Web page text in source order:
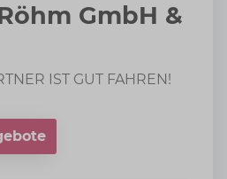
GmbH &
IST GUT FAHREN!